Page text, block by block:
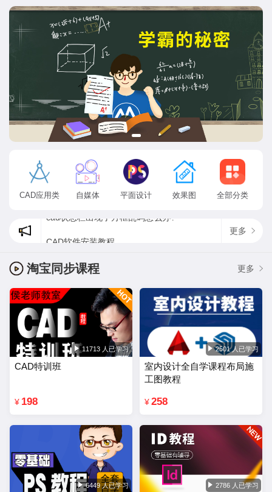
CAD应用类 自媒体 平面设计 效果图 全部分类
更多
淘宝同步课程 更多
11713 人已学习
CAD特训班
¥ 198
2501 人已学习
室内设计全自学课程布局施
工图教程
¥ 258
6449 人已学习 2786 人已学习